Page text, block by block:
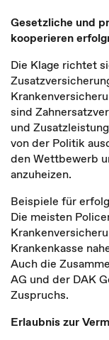
Gesetzliche und
kooperieren
Die Klage richtet
sind
und
von der Politik
den Wettbewerb
anzuheizen.
Beispiele für
Die meisten
Krankenkasse
Auch die
AG und der DAK
Zuspruchs.
Erlaubnis zur